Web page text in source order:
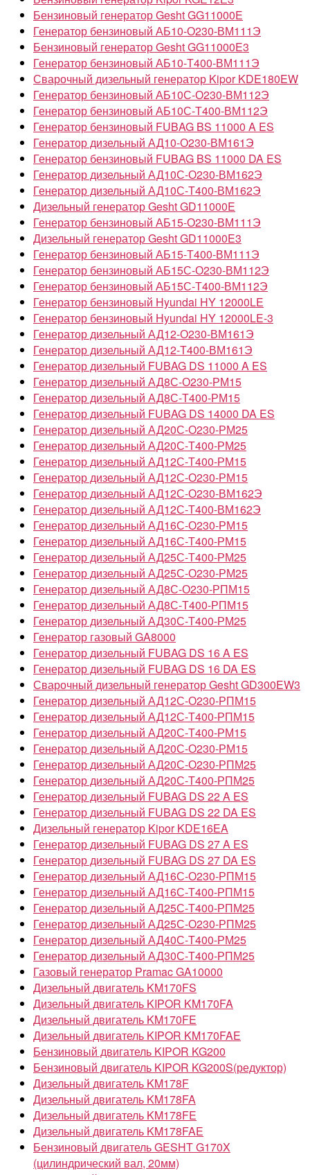
Бензиновый генератор Gesht GG11000E
Генератор бензиновый АБ10-О230-ВМ111Э
Бензиновый генератор Gesht GG11000E3
Генератор бензиновый АБ10-Т400-ВМ111Э
Сварочный дизельный генератор Kipor KDE180EW
Генератор бензиновый АБ10С-О230-ВМ112Э
Генератор бензиновый АБ10С-Т400-ВМ112Э
Генератор бензиновый FUBAG BS 11000 A ES
Генератор дизельный АД10-О230-ВМ161Э
Генератор бензиновый FUBAG BS 11000 DA ES
Генератор дизельный АД10С-О230-ВМ162Э
Генератор дизельный АД10С-Т400-ВМ162Э
Дизельный генератор Gesht GD11000E
Генератор бензиновый АБ15-О230-ВМ111Э
Дизельный генератор Gesht GD11000E3
Генератор бензиновый АБ15-Т400-ВМ111Э
Генератор бензиновый АБ15С-О230-ВМ112Э
Генератор бензиновый АБ15С-Т400-ВМ112Э
Генератор бензиновый Hyundai HY 12000LE
Генератор бензиновый Hyundai HY 12000LE-3
Генератор дизельный АД12-О230-ВМ161Э
Генератор дизельный АД12-Т400-ВМ161Э
Генератор дизельный FUBAG DS 11000 A ES
Генератор дизельный АД8С-О230-РМ15
Генератор дизельный АД8С-Т400-РМ15
Генератор дизельный FUBAG DS 14000 DA ES
Генератор дизельный АД20С-О230-РМ25
Генератор дизельный АД20С-Т400-РМ25
Генератор дизельный АД12С-Т400-РМ15
Генератор дизельный АД12С-О230-РМ15
Генератор дизельный АД12С-О230-ВМ162Э
Генератор дизельный АД12С-Т400-ВМ162Э
Генератор дизельный АД16С-О230-РМ15
Генератор дизельный АД16С-Т400-РМ15
Генератор дизельный АД25С-Т400-РМ25
Генератор дизельный АД25С-О230-РМ25
Генератор дизельный АД8С-О230-РПМ15
Генератор дизельный АД8С-Т400-РПМ15
Генератор дизельный АД30С-Т400-РМ25
Генератор газовый GA8000
Генератор дизельный FUBAG DS 16 A ES
Генератор дизельный FUBAG DS 16 DA ES
Сварочный дизельный генератор Gesht GD300EW3
Генератор дизельный АД12С-О230-РПМ15
Генератор дизельный АД12С-Т400-РПМ15
Генератор дизельный АД20С-Т400-РМ15
Генератор дизельный АД20С-О230-РМ15
Генератор дизельный АД20С-О230-РПМ25
Генератор дизельный АД20С-Т400-РПМ25
Генератор дизельный FUBAG DS 22 A ES
Генератор дизельный FUBAG DS 22 DA ES
Дизельный генератор Kipor KDE16EA
Генератор дизельный FUBAG DS 27 A ES
Генератор дизельный FUBAG DS 27 DA ES
Генератор дизельный АД16С-О230-РПМ15
Генератор дизельный АД16С-Т400-РПМ15
Генератор дизельный АД25С-Т400-РПМ25
Генератор дизельный АД25С-О230-РПМ25
Генератор дизельный АД40С-Т400-РМ25
Генератор дизельный АД30С-Т400-РПМ25
Газовый генератор Pramac GA10000
Дизельный двигатель KM170FS
Дизельный двигатель KIPOR KM170FA
Дизельный двигатель KM170FE
Дизельный двигатель KIPOR KM170FAE
Бензиновый двигатель KIPOR KG200
Бензиновый двигатель KIPOR KG200S(редуктор)
Дизельный двигатель KM178F
Дизельный двигатель KM178FA
Дизельный двигатель KM178FE
Дизельный двигатель KM178FAE
Бензиновый двигатель GESHT G170X
(цилиндрический вал, 20мм)